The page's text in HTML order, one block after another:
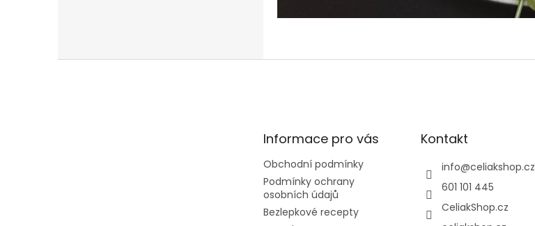
Informace pro vás
Obchodní podmínky
Podmínky ochrany
osobních údajů
Bezlepkové recepty
Kontakt
info@celiakshop.cz
601 101 445
CeliakShop.cz